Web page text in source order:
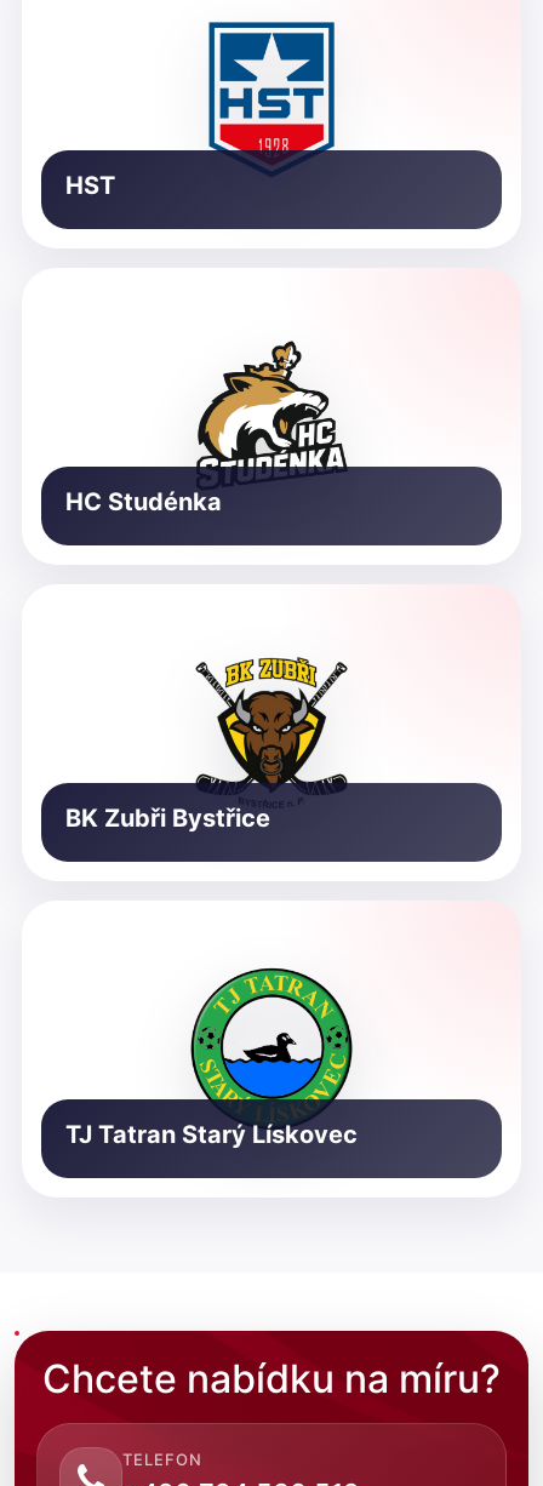
HST
HC Studénka
BK Zubři Bystřice
TJ Tatran Starý Lískovec
Chcete nabídku na míru?
TELEFON